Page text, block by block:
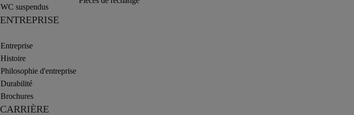
WC suspendus
ENTREPRISE
Entreprise
Histoire
Philosophie d'entreprise
Durabilité
Brochures
CARRIÈRE